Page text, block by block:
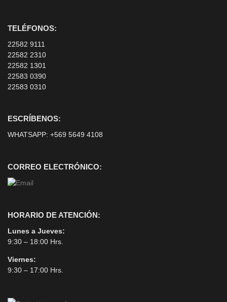
TELÉFONOS:
22582 9111
22582 2310
22582 1301
22583 0390
22583 0310
ESCRÍBENOS:
WHATSAPP: +569 5649 4108
CORREO ELECTRÓNICO:
HORARIO DE ATENCIÓN:
Lunes a Jueves:
9:30 – 18:00 Hrs.
Viernes:
9:30 – 17:00 Hrs.